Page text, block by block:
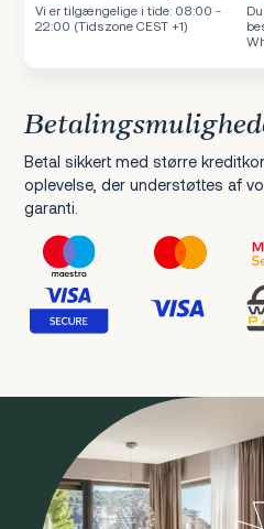
Vi er tilgængelige i tide: 08:00 -
22:00 (Tidszone CEST +1)
Betal sikkert med større
oplevelse, der understøttes af
garanti.